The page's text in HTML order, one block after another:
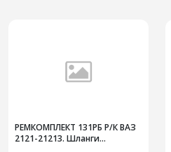
РЕМКОМПЛЕКТ 131РБ Р/К ВАЗ
2121-21213. Шланги